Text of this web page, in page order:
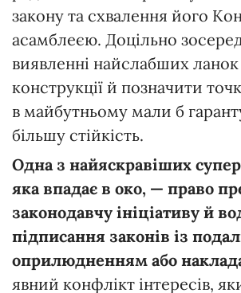
закону та схвалення його
асамблеєю. Доцільно
виявленні найслабших ланок
конструкції й позначити
в майбутньому мали б
більшу стійкість.
Одна з найяскравіших
яка впадає в око, — право п
законодавчу ініціативу й в
підписання законів із
оприлюдненням або
явний конфлікт інтересів,